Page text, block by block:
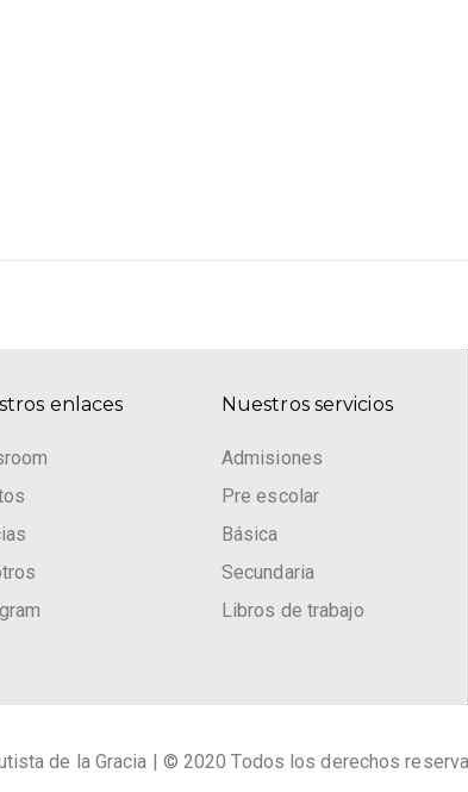
enlaces Nuestros servicios
Admisiones
Pre escolar
Básica
Secundaria
Libros de trabajo
de la Gracia | © 2020 Todos los derechos